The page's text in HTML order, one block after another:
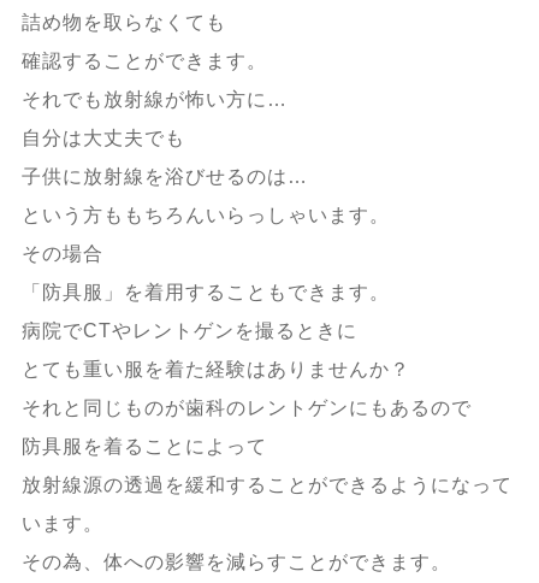
詰め物を取らなくても
確認することができます。
それでも放射線が怖い方に…
自分は大丈夫でも
子供に放射線を浴びせるのは…
という方ももちろんいらっしゃいます。
その場合
「防具服」を着用することもできます。
病院でCTやレントゲンを撮るときに
とても重い服を着た経験はありませんか？
それと同じものが歯科のレントゲンにもあるので
防具服を着ることによって
放射線源の透過を緩和することができるようになって
います。
その為、体への影響を減らすことができます。